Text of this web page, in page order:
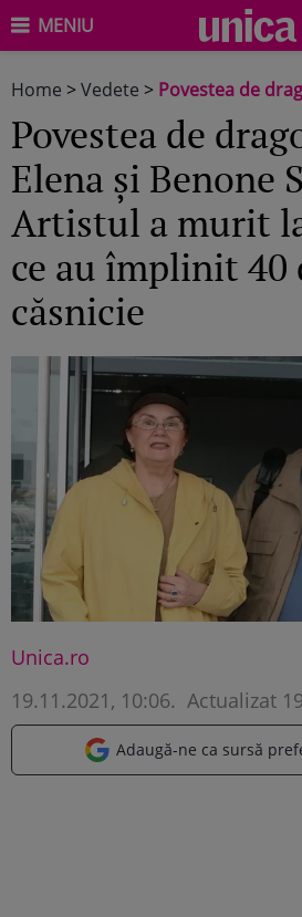
MENIU
Home >Vedete > Povestea de dragoste dintre Elena și Benone
Povestea de
Elena și Benone
Artistul a murit
ce au împlinit 40
căsnicie
Unica.ro
19.11.2021, 10:06. Actualizat
Adaugă-ne ca sursă